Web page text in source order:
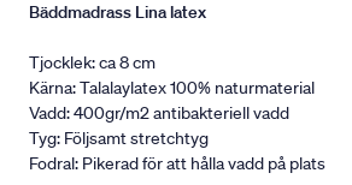
Bäddmadrass Lina latex
Tjocklek: ca 8 cm
Kärna: Talalaylatex 100% naturmaterial
Vadd: 400gr/m2 antibakteriell vadd
Tyg: Följsamt stretchtyg
Fodral: Pikerad för att hålla vadd på plats